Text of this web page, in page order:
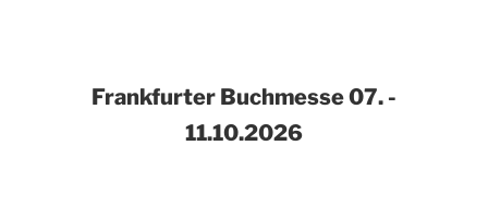
Frankfurter Buchmesse07. -
11.10.2026